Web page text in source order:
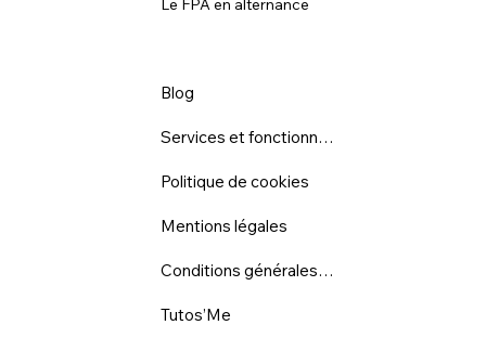
Blog
Services et fonctionnalités
Politique de cookies
Mentions légales
Conditions générales d'utilisation
Tutos’Me
Le FPA en alternance